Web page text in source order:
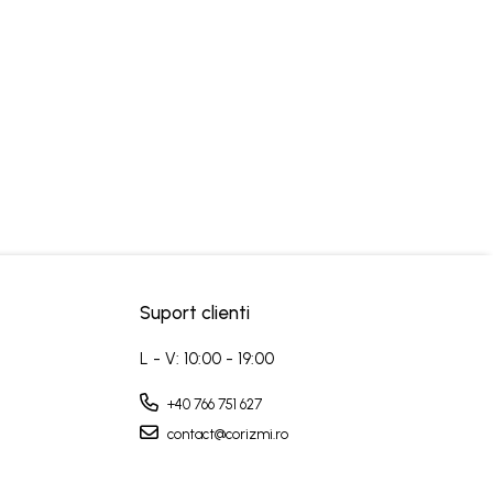
Suport clienti
L - V: 10:00 - 19:00
+40 766 751 627
contact@corizmi.ro